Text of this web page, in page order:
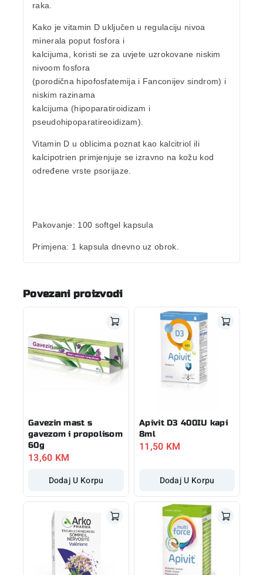
raka.
Kako je vitamin D uključen u regulaciju nivoa
minerala poput fosfora i
kalcijuma, koristi se za uvjete uzrokovane niskim
nivoom fosfora
(porodična hipofosfatemija i Fanconijev sindrom) i
niskim razinama
kalcijuma (hipoparatiroidizam i
pseudohipoparatireoidizam).
Vitamin D u oblicima poznat kao kalcitriol ili
kalcipotrien primjenjuje se izravno na kožu kod
određene vrste psorijaze.
Pakovanje: 100 softgel kapsula
Primjena: 1 kapsula dnevno uz obrok.
Povezani proizvodi
Gavezin mast s
gavezom i propolisom
60g
13,60 KM
Dodaj U Korpu
Apivit D3 400IU kapi
8ml
11,50 KM
Dodaj U Korpu